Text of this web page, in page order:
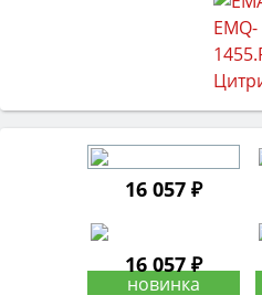
16 057 ₽
16 057 ₽